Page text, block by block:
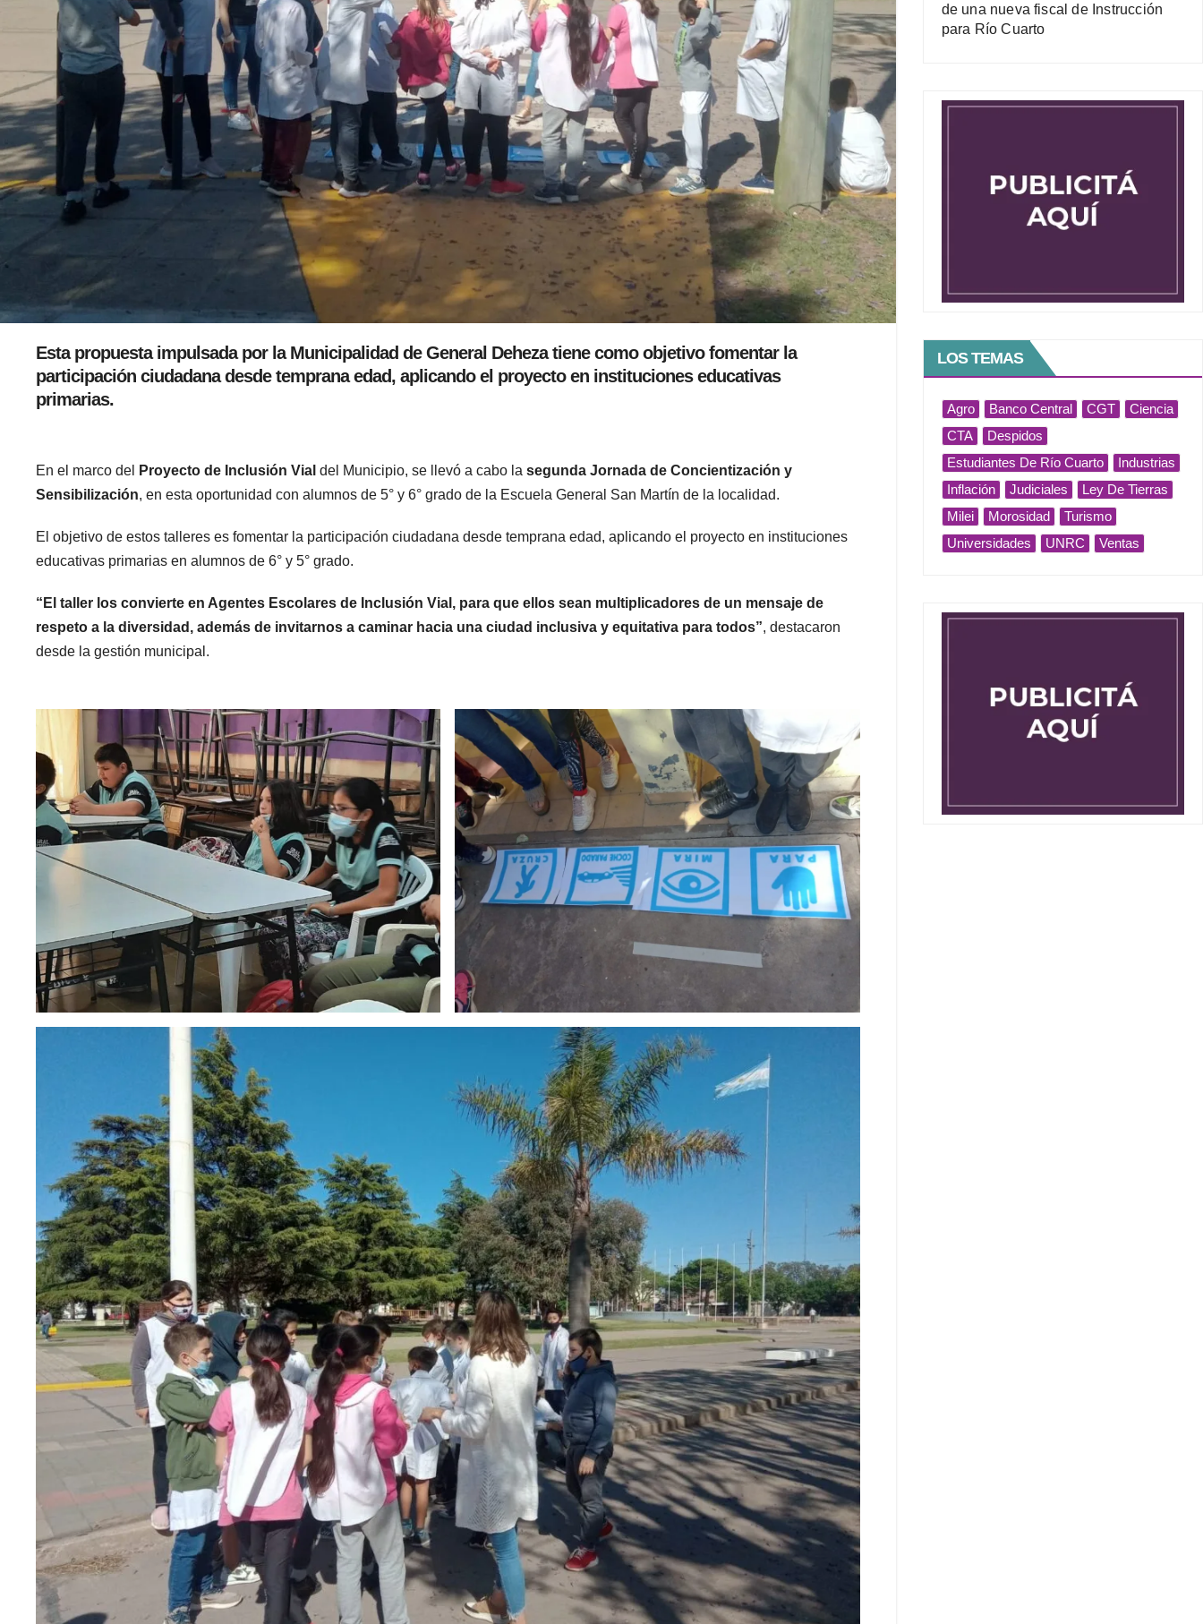
Esta propuesta impulsada por la Municipalidad de General Deheza tiene como objetivo fomentar la
participación ciudadana desde temprana edad, aplicando el proyecto en instituciones educativas
primarias.
En el marco del Proyecto de Inclusión Vial del Municipio, se llevó a cabo la segunda Jornada de Concientización y
Sensibilización, en esta oportunidad con alumnos de 5° y 6° grado de la Escuela General San Martín de la localidad.
El objetivo de estos talleres es fomentar la participación ciudadana desde temprana edad, aplicando el proyecto en instituciones
educativas primarias en alumnos de 6° y 5° grado.
“El taller los convierte en Agentes Escolares de Inclusión Vial, para que ellos sean multiplicadores de un mensaje de
respeto a la diversidad, además de invitarnos a caminar hacia una ciudad inclusiva y equitativa para todos”, destacaron
desde la gestión municipal.
de una nueva fiscal de Instrucción
para Río Cuarto
LOS TEMAS
Agro Banco Central CGT
Ciencia
CTA
Despidos
Estudiantes De Río Cuarto
Industrias
Inflación
Judiciales
Ley De Tierras
Milei
Morosidad
Turismo
Universidades
UNRC Ventas